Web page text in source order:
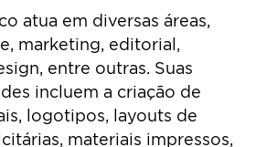
atua em diversas áreas,
marketing, editorial,
entre outras. Suas
incluem a criação de
logotipos, layouts de
materiais impressos,